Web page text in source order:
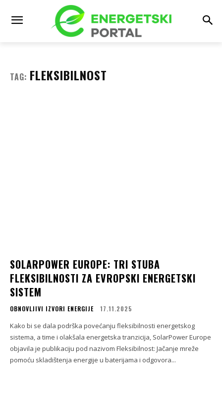
TAG: FLEKSIBILNOST
SOLARPOWER EUROPE: TRI STUBA
FLEKSIBILNOSTI ZA EVROPSKI ENERGETSKI
SISTEM
OBNOVLJIVI IZVORI ENERGIJE 17.11.2025
Kako bi se dala podrška povećanju fleksibilnosti energetskog
sistema, a time i olakšala energetska tranzicija, SolarPower Europe
objavila je publikaciju pod nazivom Fleksibilnost: Jačanje mreže
pomoću skladištenja energije u baterijama i odgovora...